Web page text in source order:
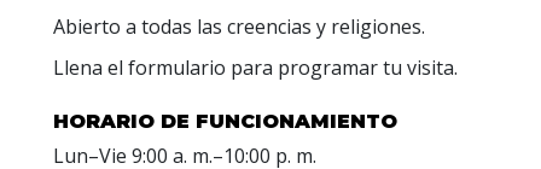
Abierto a todas las creencias y religiones.
Llena el formulario para programar tu visita.
HORARIO DE FUNCIONAMIENTO
Lun–Vie 9:00 a. m.–10:00 p. m.